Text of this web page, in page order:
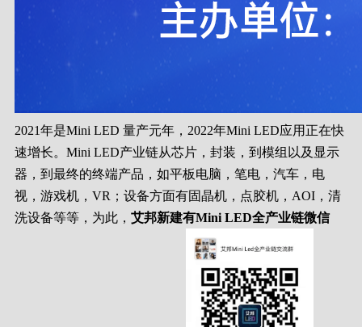
2021年是Mini LED 量产元年，2022年Mini LED应用正在快
速增长。Mini LED产业链从芯片，封装，到模组以及显示
器，到最终的终端产品，如平板电脑，笔电，汽车，电
视，游戏机，VR；设备方面有固晶机，点胶机，AOI，清
洗设备等等，为此， 艾邦新建有Mini LED全产业链微信